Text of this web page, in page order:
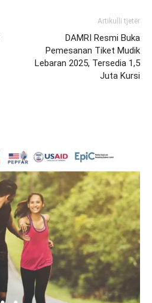
Artikulli tjetër
DAMRI Resmi Buka
Pemesanan Tiket Mudik
Lebaran 2025, Tersedia 1,5
Juta Kursi